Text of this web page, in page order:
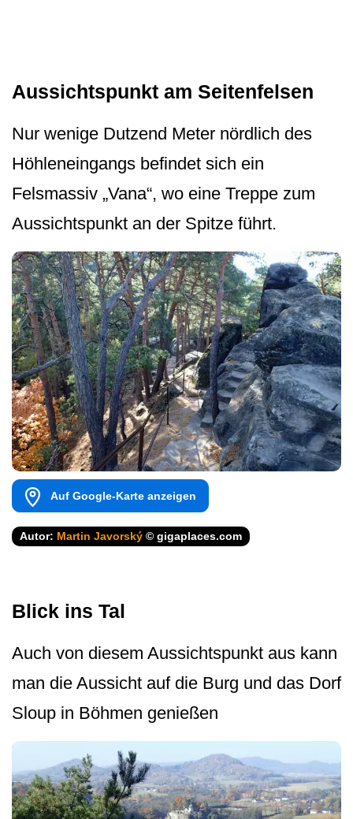
Aussichtspunkt am Seitenfelsen
Nur wenige Dutzend Meter nördlich des
Höhleneingangs befindet sich ein
Felsmassiv „Vana“, wo eine Treppe zum
Aussichtspunkt an der Spitze führt.
Auf Google-Karte anzeigen
Autor: Martin Javorský © gigaplaces.com
Blick ins Tal
Auch von diesem Aussichtspunkt aus kann
man die Aussicht auf die Burg und das Dorf
Sloup in Böhmen genießen